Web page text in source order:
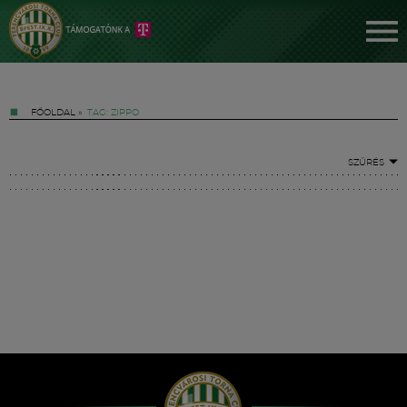
FŐOLDAL » TAG: ZIPPO
SZŰRÉS
Hírek